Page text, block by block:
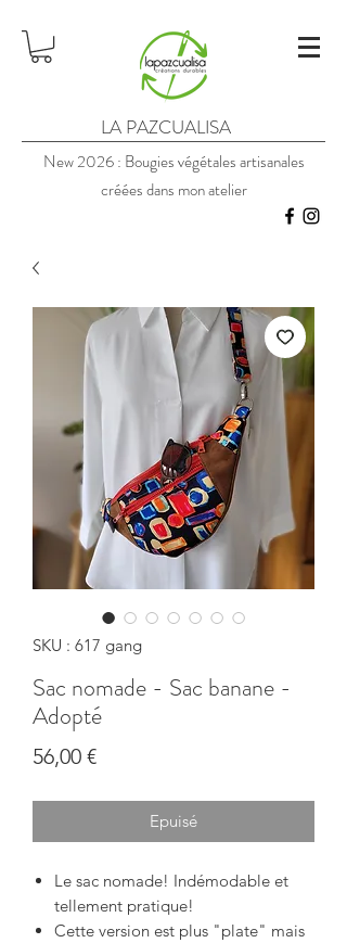
LA PAZCUALISA
New 2026 : Bougies végétales artisanales
créées dans mon atelier
SKU : 617 gang
Sac nomade - Sac banane -
Adopté
56,00 €Prix
Epuisé
Le sac nomade! Indémodable et
tellement pratique!
Cette version est plus "plate" mais